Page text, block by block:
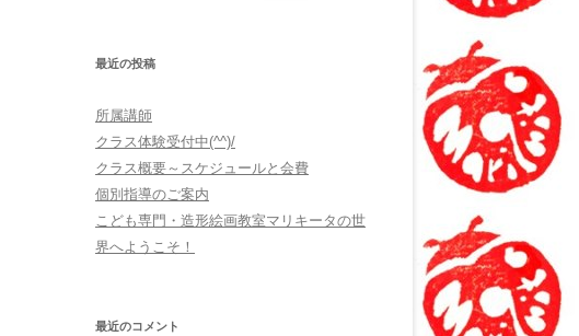
最近の投稿
所属講師
クラス体験受付中(^^)/
クラス概要～スケジュールと会費
個別指導のご案内
こども専門・造形絵画教室マリキータの世
界へようこそ！
最近のコメント